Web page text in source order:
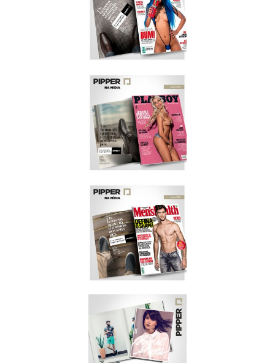
VIP
JULHO/2015
PLAYBOY
JULHO/2015
PLAYBOY
JUNHO/2015
MEN'S HEALTH
JUNHO/2015